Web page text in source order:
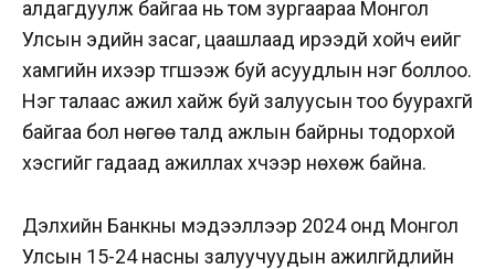
алдагдуулж байгаа нь том зургаараа Монгол
Улсын эдийн засаг, цаашлаад ирээдүй хойч үеийг
хамгийн ихээр түгшээж буй асуудлын нэг боллоо.
Нэг талаас ажил хайж буй залуусын тоо буурахгүй
байгаа бол нөгөө талд ажлын байрны тодорхой
хэсгийг гадаад ажиллах хүчээр нөхөж байна.
Дэлхийн Банкны мэдээллээр 2024 онд Монгол
Улсын 15-24 насны залуучуудын ажилгүйдлийн